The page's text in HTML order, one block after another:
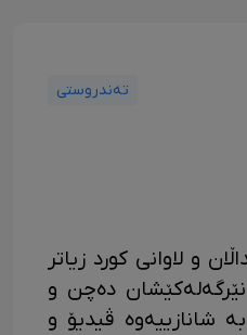
تەندروستی
و لاوانی کورد زیاتر
دەچن و
شانازییەوە ڤیدیۆ و